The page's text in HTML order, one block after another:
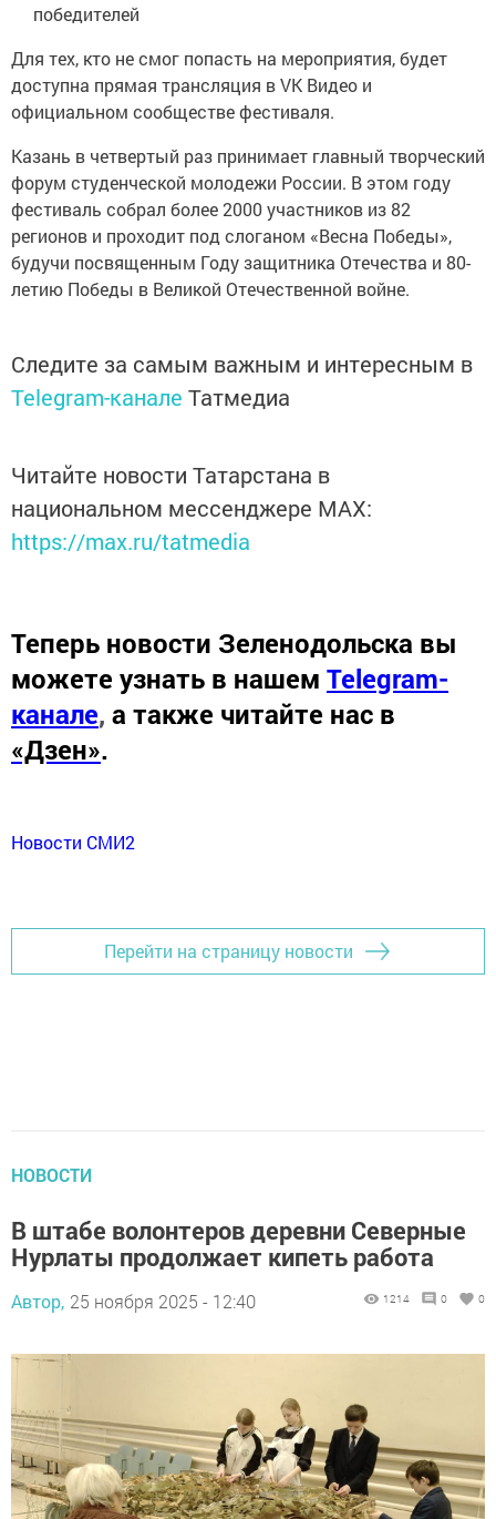
победителей
Для тех, кто не смог попасть на мероприятия, будет
доступна прямая трансляция в VK Видео и
официальном сообществе фестиваля.
Казань в четвертый раз принимает главный творческий
форум студенческой молодежи России. В этом году
фестиваль собрал более 2000 участников из 82
регионов и проходит под слоганом «Весна Победы»,
будучи посвященным Году защитника Отечества и 80-
летию Победы в Великой Отечественной войне.
Следите за самым важным и интересным в
Telegram-канале Татмедиа
Читайте новости Татарстана в
национальном мессенджере MАХ:
https://max.ru/tatmedia
Теперь новости Зеленодольска вы
можете узнать в нашем Telegram-
канале, а также читайте нас в
«Дзен».
Новости СМИ2
Перейти на страницу новости
НОВОСТИ
В штабе волонтеров деревни Северные
Нурлаты продолжает кипеть работа
Автор, 25 ноября 2025 - 12:40 1214 0 0